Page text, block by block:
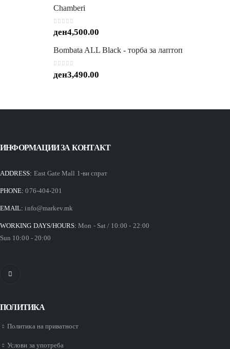
Chamberi
0out of 5
ден4,500.00
Bombata ALL Black - торба за лаптоп
out of 5
ден3,490.00
ИНФОРМАЦИИ ЗА КОНТАКТ
ADDRESS: East Gate Mall 1-ви спрат
PHONE: 076-404-201
EMAIL: info@markev.mk
WORKING DAYS/HOURS: Mon - Sat / 10:00 - 22:00
Sun 10:00 - 20:00
ПОЛИТИКА
Политика на приватност
Услови за употреба